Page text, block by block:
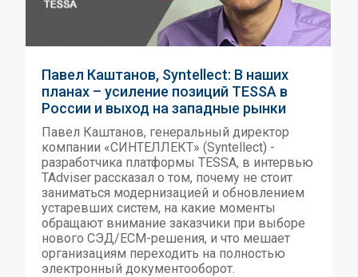
Павел Каштанов, Syntellect: В наших
планах – усиление позиций TESSA в
России и выход на западные рынки
Павел Каштанов, генеральный директор
компании «СИНТЕЛЛЕКТ» (Syntellect) -
разработчика платформы TESSA, в интервью
TAdviser рассказал о том, почему не стоит
заниматься модернизацией и обновлением
устаревших систем, на какие моменты
обращают внимание заказчики при выборе
нового СЭД/ECM-решения, и что мешает
организациям переходить на полностью
электронный документооборот.